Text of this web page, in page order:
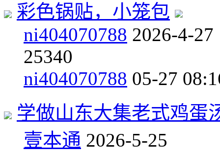
彩色锅贴，小笼包
ni404070788 2026-4-27
25340
ni404070788 05-27
学做山东大集老式鸡蛋
壹本通 2026-5-25